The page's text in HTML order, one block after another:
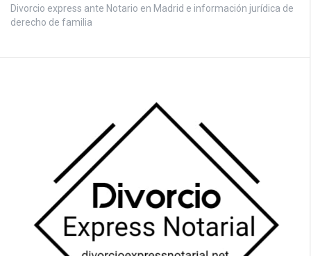
Divorcio express ante Notario en Madrid e información jurídica de
derecho de familia